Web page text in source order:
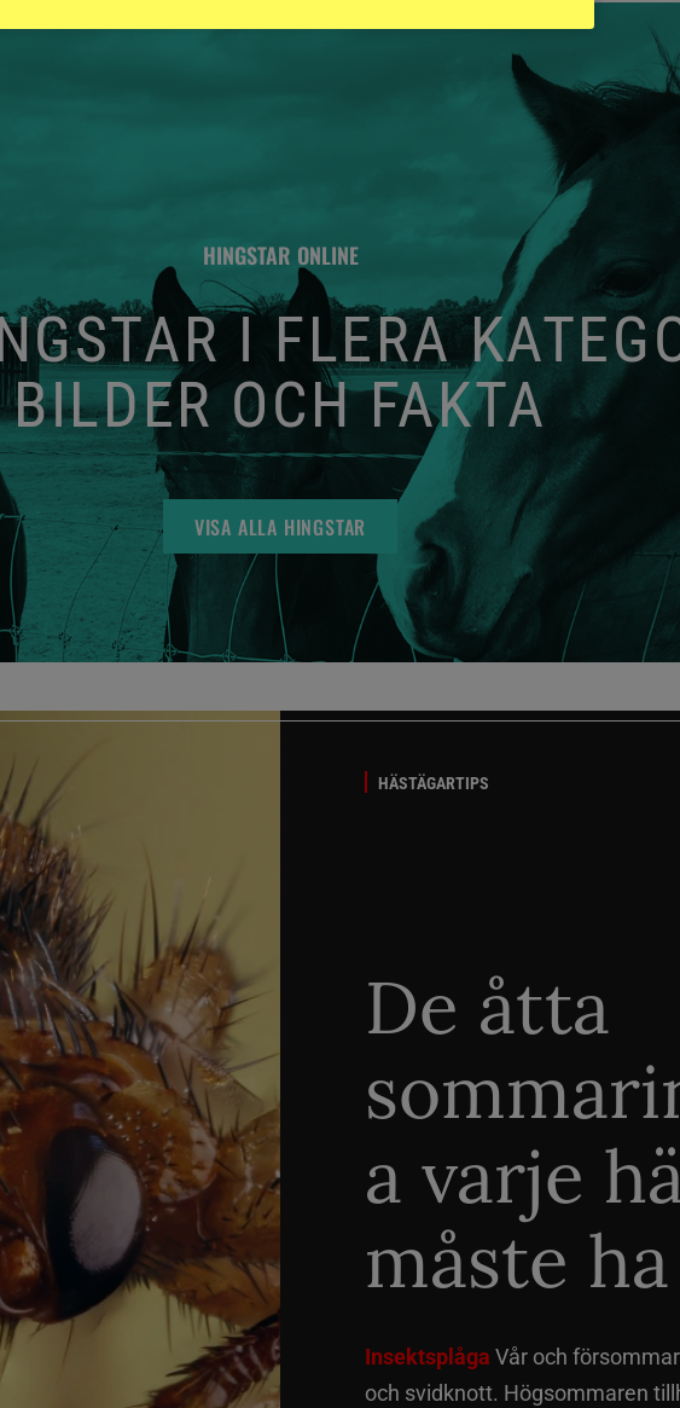
HINGSTAR ONLINE
I FLERA
BILDER OCH FAKTA
VISA ALLA HINGSTAR
HÄSTÄGARTIPS
De åtta
a varje
måste
Insektsplåga Vår och
och svidknott. Högsommaren